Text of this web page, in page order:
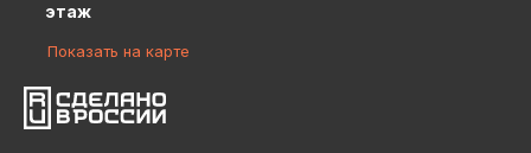
этаж
Показать на карте